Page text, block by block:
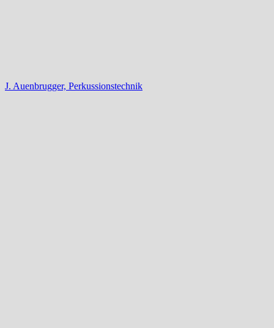
J. Auenbrugger, Perkussionstechnik